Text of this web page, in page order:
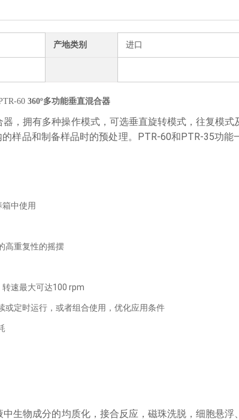
产地类别 进口
60 360º多功能垂直混合器
，拥有多种操作模式，可选垂直旋转模式，往复模式
样品和制备样品时的预处理。PTR-60和PTR-35功能
中使用
高重复性的摇摆
速最大可达100 rpm
或定时运行，或者组合使用，优化应用条件
生物成分的均质化，接合反应，磁珠洗脱，细胞悬浮